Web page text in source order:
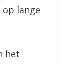
lange
het